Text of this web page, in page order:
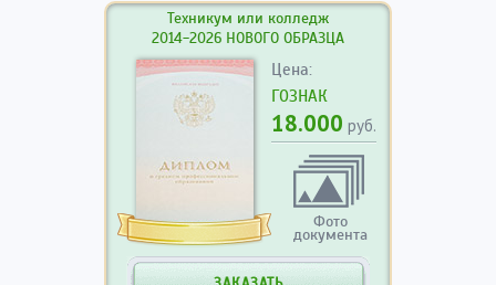
Техникум или колледж
2014-2026 НОВОГО ОБРАЗЦА
Цена:
ГОЗНАК
18.000 руб.
Фото
документа